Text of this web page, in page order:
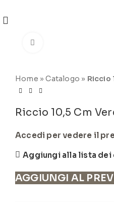
Home »Catalogo » Riccio
Riccio 10,5 Cm
Accedi per vedere il
Aggiungi alla lista
AGGIUNGI AL